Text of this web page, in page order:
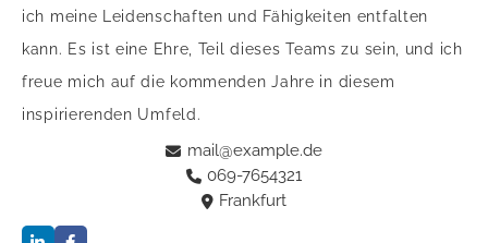
069-7654321
Frankfurt
mail@example.de
ich meine Leidenschaften und Fähigkeiten entfalten
kann. Es ist eine Ehre, Teil dieses Teams zu sein, und ich
freue mich auf die kommenden Jahre in diesem
inspirierenden Umfeld.